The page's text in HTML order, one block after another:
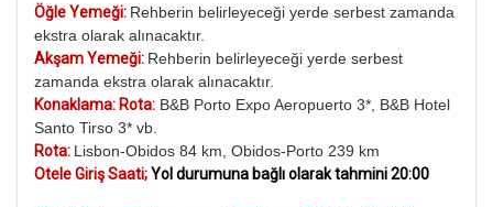
Öğle Yemeği: Rehberin belirleyeceği yerde serbest zamanda
ekstra olarak alınacaktır.
Akşam Yemeği: Rehberin belirleyeceği yerde serbest
zamanda ekstra olarak alınacaktır.
Konaklama: Rota: B&B Porto Expo Aeropuerto 3*, B&B Hotel
Santo Tirso 3* vb.
Rota: Lisbon-Obidos 84 km, Obidos-Porto 239 km
Otele Giriş Saati;Yol durumuna bağlı olarak tahmini 20:00